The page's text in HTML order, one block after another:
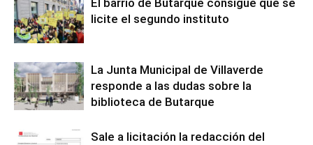
El barrio de Butarque consigue que se
licite el segundo instituto
La Junta Municipal de Villaverde
responde a las dudas sobre la
biblioteca de Butarque
Sale a licitación la redacción del